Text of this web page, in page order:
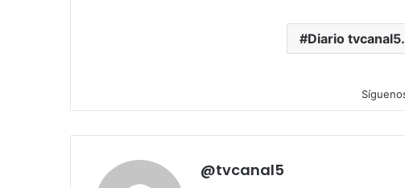
Diario
@tvcanal5